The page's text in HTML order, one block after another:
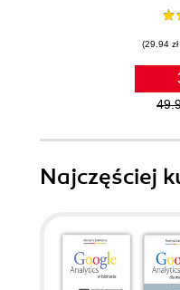
(29.94
Najczęściej